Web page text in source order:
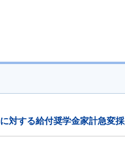
対する給付奨学金家計急変